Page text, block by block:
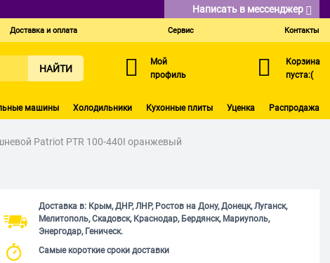
Написать в мессенджер
Доставка и оплата Сервис Контакты
НАЙТИ
Мой
профиль
Корзина
пуста:(
машины Холодильники Кухонные плиты Уценка Распродажа
Patriot PTR 100-440I оранжевый
Доставка в: Крым, ДНР, ЛНР, Ростов на Дону, Донецк, Луганск,
Мелитополь, Скадовск, Краснодар, Бердянск, Мариуполь,
Энергодар, Геническ.
Самые короткие сроки доставки